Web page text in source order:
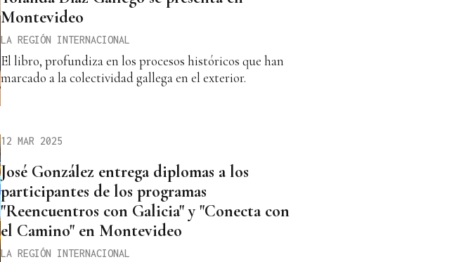
Montevideo
LA REGIÓN INTERNACIONAL
El libro, profundiza en los procesos históricos que han
marcado a la colectividad gallega en el exterior.
12 MAR 2025
José González entrega diplomas a los
participantes de los programas
"Reencuentros con Galicia" y "Conecta con
el Camino" en Montevideo
LA REGIÓN INTERNACIONAL